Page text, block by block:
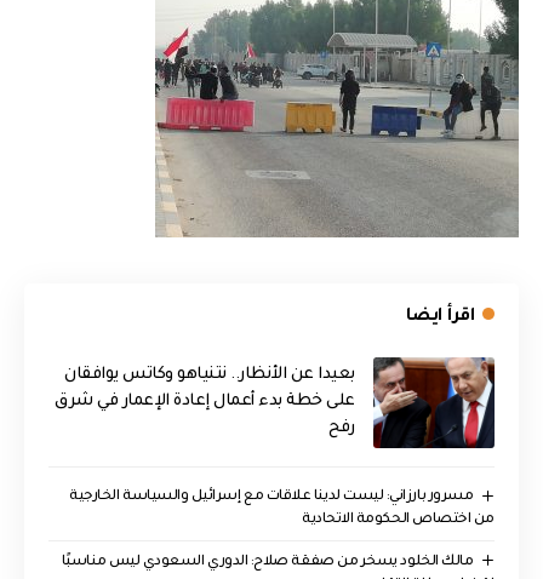
اقرأ ايضا
بعيدا عن الأنظار.. نتنياهو وكاتس يوافقان
على خطة بدء أعمال إعادة الإعمار في شرق
رفح
مسرور بارزاني: ليست لدينا علاقات مع إسرائيل والسياسة الخارجية
من اختصاص الحكومة الاتحادية
مالك الخلود يسخر من صفقة صلاح: الدوري السعودي ليس مناسبًا